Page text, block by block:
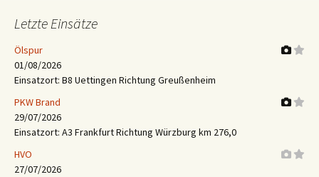
Letzte Einsätze
Ölspur
01/08/2026
Einsatzort: B8 Uettingen Richtung Greußenheim
PKW Brand
29/07/2026
Einsatzort: A3 Frankfurt Richtung Würzburg km 276,0
HVO
27/07/2026